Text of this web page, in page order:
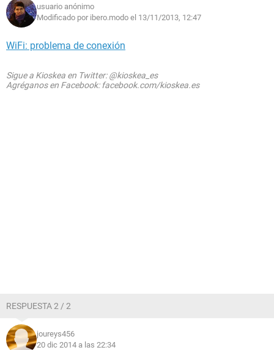
usuario anónimo
Modificado por ibero.modo el 13/11/2013, 12:47
WiFi: problema de conexión
Sigue a Kioskea en Twitter: @kioskea_es
Agréganos en Facebook: facebook.com/kioskea.es
RESPUESTA 2 / 2
joureys456
20 dic 2014 a las 22:34